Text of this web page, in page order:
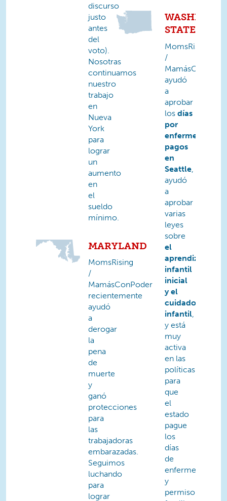
discurso
justo
antes
del
voto).
Nosotras
continuamos
nuestro
trabajo
en
Nueva
York
para
lograr
un
aumento
en
el
sueldo
mínimo.
MARYLAND
MomsRising
/
MamásConPoder
recientemente
ayudó
a
derogar
la
pena
de
muerte
y
ganó
protecciones
para
las
trabajadoras
embarazadas.
Seguimos
luchando
para
lograr
STATE
MomsRising
/
ayudó
a
aprobar
los días
por
enfermedad
pagos
en
Seattle
ayudó
a
aprobar
varias
leyes
sobre
el
aprendizaje
infantil
inicial
y el
cuidado
infantil
y está
muy
activa
en las
políticas
para
que
el
estado
pague
los
días
de
enfermedad
y
permiso